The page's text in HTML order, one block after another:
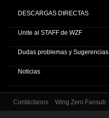
DESCARGAS DIRECTAS
Unite al STAFF de WZF
Dudas problemas y Sugerencias
Noticias
Contáctanos Wing Zero Fansub